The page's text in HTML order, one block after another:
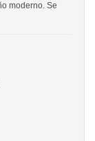
moderno. Se